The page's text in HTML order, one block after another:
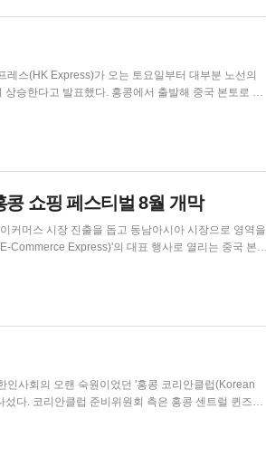
에서 출발해 중국 본토로 가
(약 3만 7,026원)로 20% 인상된다. 홍콩에서
쇼핑 페스티벌 8월 개막
커머스 시장 진출을 돕고 동남아시아 시장으로 영역을
퀸즈로
Building)' 20층에 대한 임대차 계약을 완료했